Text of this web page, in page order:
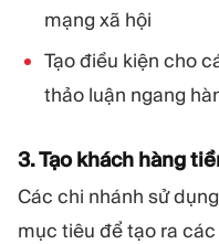
mạng xã hội
Tạo điều kiện cho
thảo luận ngang
3. Tạo khách hàng
Các chi nhánh sử
mục tiêu để tạo ra